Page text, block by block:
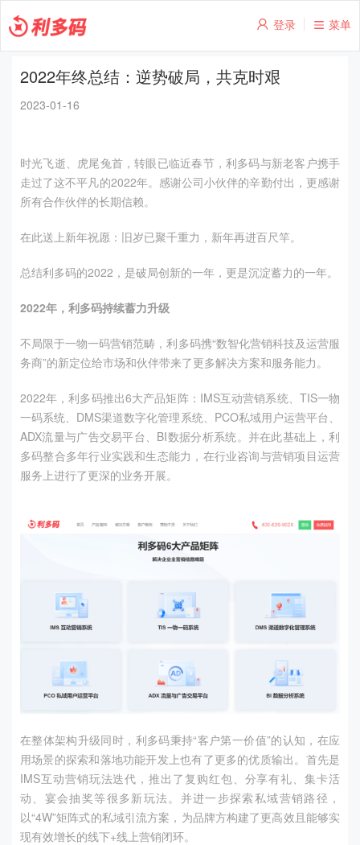
菜单
登录
2022年终总结：逆势破局，共克时艰
2023-01-16
时光飞逝、虎尾兔首，转眼已临近春节，利多码与新老客户携手
走过了这不平凡的2022年。感谢公司小伙伴的辛勤付出，更感谢
所有合作伙伴的长期信赖。
在此送上新年祝愿：旧岁已聚千重力，新年再进百尺竿。
总结利多码的2022 ，是破局创新的一年，更是沉淀蓄力的一年。
2022年，利多码持续蓄力升级
不局限于一物一码营销范畴，利多码携“数智化营销科技及运营服
务商”的新定位给市场和伙伴带来了更多解决方案和服务能力。
2022年，利多码推出6大产品矩阵： IMS互动营销系统、 TIS一物
一码系统、 DMS渠道数字化管理系统、 PCO私域用户运营平台、
ADX流量与广告交易平台、 BI数据分析系统。并在此基础上，利
多码整合多年行业实践和生态能力，在行业咨询与营销项目运营
服务上进行了更深的业务开展。
在整体架构升级同时，利多码秉持“客户第一价值”的认知，在应
用场景的探索和落地功能开发上也有了更多的优质输出。首先是
IMS互动营销玩法迭代，推出了复购红包、分享有礼、集卡活
动、宴会抽奖等很多新玩法。并进一步探索私域营销路径，
以“4W”矩阵式的私域引流方案，为品牌方构建了更高效且能够实
现有效增长的线下+线上营销闭环。